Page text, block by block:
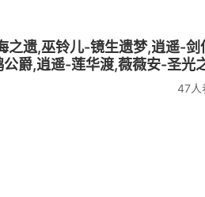
遗,巫铃儿-镜生遗梦,逍遥-剑
爵,逍遥-莲华渡,薇薇安-圣光
47人